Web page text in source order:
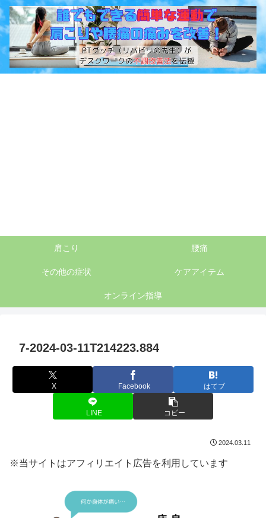
肩こり 腰痛
その他の症状 ケアアイテム
オンライン指導
7-2024-03-11T214223.884
X Facebook はてブ
LINE コピー
2024.03.11
※当サイトはアフィリエイト広告を利用しています